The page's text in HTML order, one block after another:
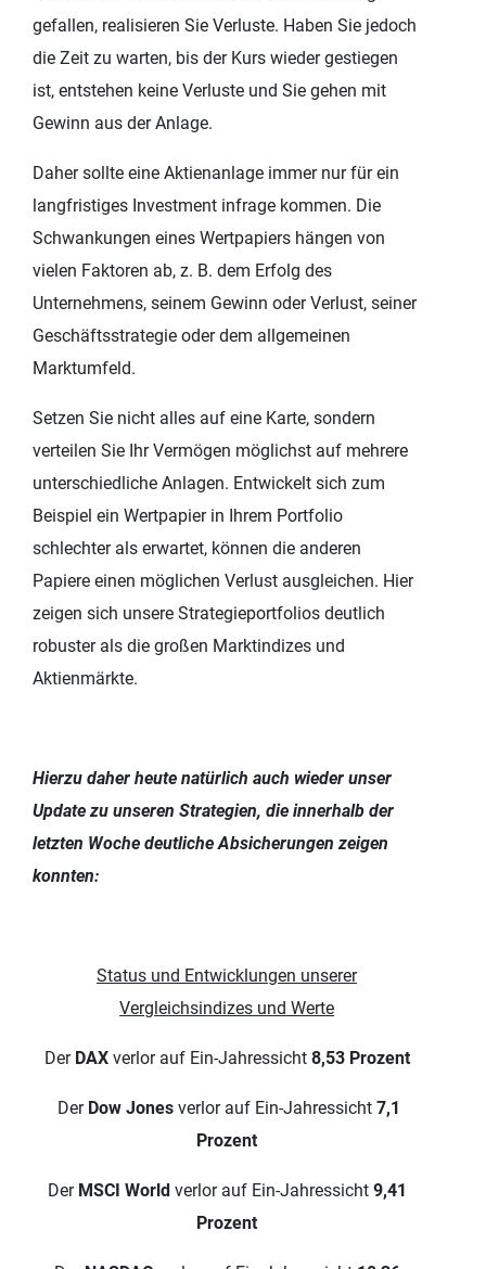
gefallen, realisieren Sie Verluste. Haben Sie jedoch
die Zeit zu warten, bis der Kurs wieder gestiegen
ist, entstehen keine Verluste und Sie gehen mit
Gewinn aus der Anlage.
Daher sollte eine Aktienanlage immer nur für ein
langfristiges Investment infrage kommen. Die
Schwankungen eines Wertpapiers hängen von
vielen Faktoren ab, z. B. dem Erfolg des
Unternehmens, seinem Gewinn oder Verlust, seiner
Geschäftsstrategie oder dem allgemeinen
Marktumfeld.
Setzen Sie nicht alles auf eine Karte, sondern
verteilen Sie Ihr Vermögen möglichst auf mehrere
unterschiedliche Anlagen. Entwickelt sich zum
Beispiel ein Wertpapier in Ihrem Portfolio
schlechter als erwartet, können die anderen
Papiere einen möglichen Verlust ausgleichen. Hier
zeigen sich unsere Strategieportfolios deutlich
robuster als die großen Marktindizes und
Aktienmärkte.
Hierzu daher heute natürlich auch wieder unser
Update zu unseren Strategien, die innerhalb der
letzten Woche deutliche Absicherungen zeigen
konnten:
Status und Entwicklungen unserer
Vergleichsindizes und Werte
Der DAXverlor auf Ein-Jahressicht 8,53 Prozent
Der Dow Jones verlor auf Ein-Jahressicht 7,1
Prozent
Der MSCI Worldverlor auf Ein-Jahressicht 9,41
Prozent